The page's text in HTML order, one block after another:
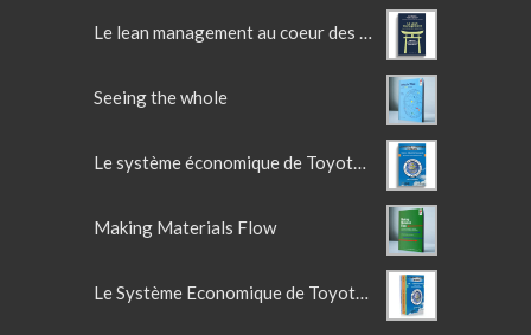
Le lean management au coeur des services
Seeing the whole
Le système économique de Toyota - TOME 2
Making Materials Flow
Le Système Economique de Toyota d'Olivier Larue - La trilogie